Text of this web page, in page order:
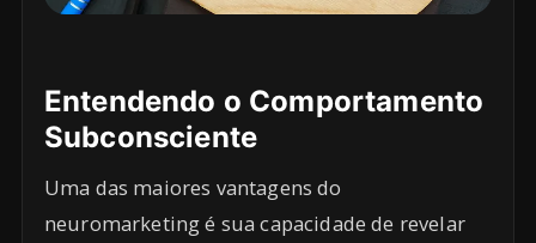
Entendendo o Comportamento
Subconsciente
Uma das maiores vantagens do
neuromarketing é sua capacidade de revelar